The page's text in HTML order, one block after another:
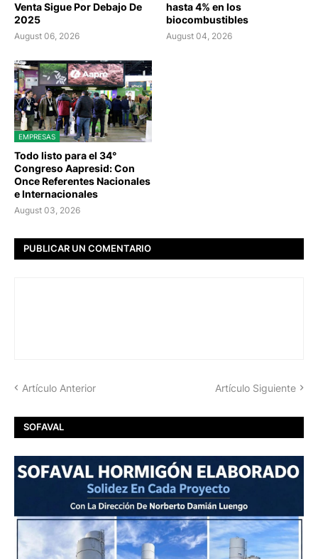
Venta Sigue Por Debajo De
2025
August 06, 2026
hasta 4% en los
biocombustibles
August 04, 2026
EMPRESAS
Todo listo para el 34°
Congreso Aapresid: Con
Once Referentes Nacionales
e Internacionales
August 03, 2026
PUBLICAR UN COMENTARIO
Artículo Anterior Artículo Siguiente
SOFAVAL